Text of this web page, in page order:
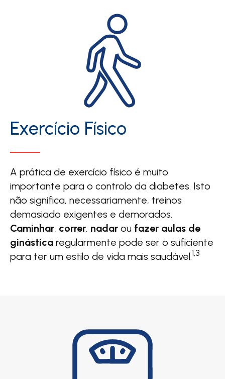
Exercício Físico
A prática de exercício físico é muito
importante para o controlo da diabetes. Isto
não significa, necessariamente, treinos
demasiado exigentes e demorados.
Caminhar, correr, nadarou fazer aulas de
ginástica regularmente pode ser o suficiente
para ter um estilo de vida mais saudável.1,3